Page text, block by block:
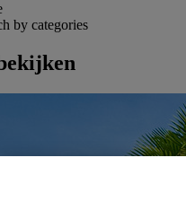
by categories